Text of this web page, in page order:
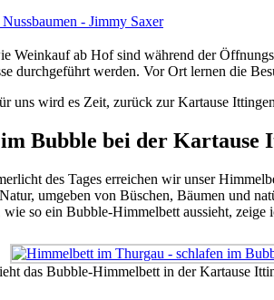
Weinkauf ab Hof sind während der
durchgeführt werden. Vor Ort lernen die
uns wird es Zeit, zurück zur Kartause
Bubble bei der Kartause
des Tages erreichen wir unser
umgeben von Büschen, Bäumen und
wie so ein Bubble-Himmelbett aussieht,
das Bubble-Himmelbett in der Kartause